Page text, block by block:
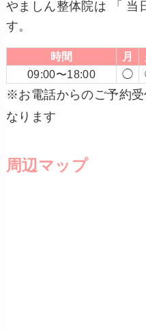
やましん整体院は 「 当
す。
時間 月
09:00〜18:00
◯
※お電話からのご予約
なります
周辺マップ